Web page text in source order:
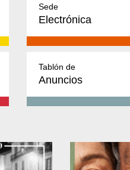
Sede
Electrónica
Tablón de
Anuncios